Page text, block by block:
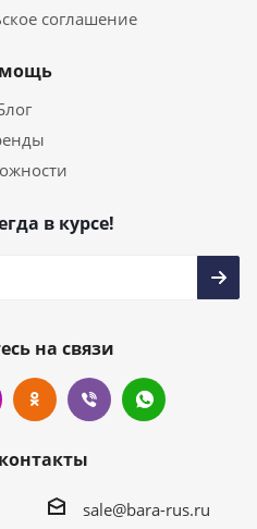
соглашение
в курсе!
на связи
sale@bara-rus.ru